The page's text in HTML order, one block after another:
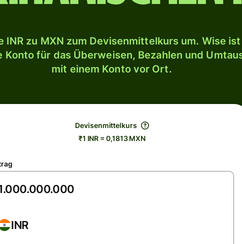
INR zu MXN zum Devisenmittelkurs um. Wise
Konto für das Überweisen, Bezahlen und
mit einem Konto vor Ort.
Devisenmittelkurs
₹1 INR = 0,1813 MXN
INR